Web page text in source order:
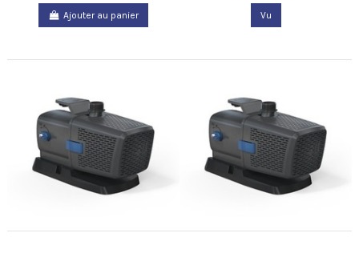
Ajouter au panier Vu